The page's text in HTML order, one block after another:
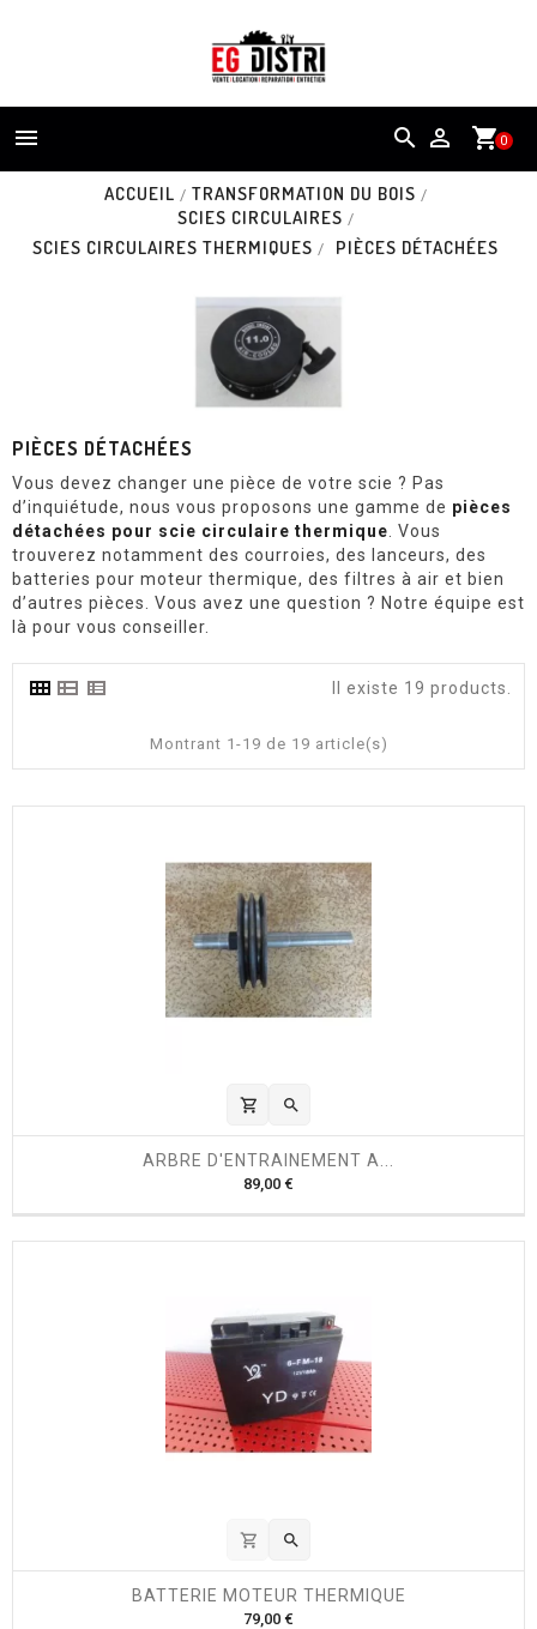
shopping_cart0
 
ACCUEIL
TRANSFORMATION DU BOIS
SCIES CIRCULAIRES
SCIES CIRCULAIRES THERMIQUES
PIÈCES DÉTACHÉES
PIÈCES DÉTACHÉES
Vous devez changer une pièce de votre scie ? Pas
d’inquiétude, nous vous proposons une gamme de pièces
détachées pour scie circulaire thermique . Vous
trouverez notamment des courroies, des lanceurs, des
batteries pour moteur thermique, des filtres à air et bien
d’autres pièces. Vous avez une question ? Notre équipe est
là pour vous conseiller.
Il existe 19 products.
Montrant 1-19 de 19 article(s)
shopping_cart 
ARBRE D'ENTRAINEMENT A...
89,00 €
x
shopping_cart 
BATTERIE MOTEUR THERMIQUE
79,00 €